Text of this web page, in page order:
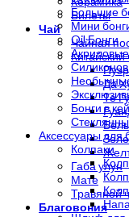
Билеты
Чай
Чайная
Китайский
Пуэр
Да
Те
Габа улун
Мате
Травяной
Благовония
Большие
Мини
Oil Бонги
Бонги в
Аксессуары для
Колпаки